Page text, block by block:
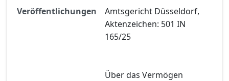
Veröffentlichungen
Amtsgericht Düsseldorf,
Aktenzeichen: 501 IN
165/25
Über das Vermögen